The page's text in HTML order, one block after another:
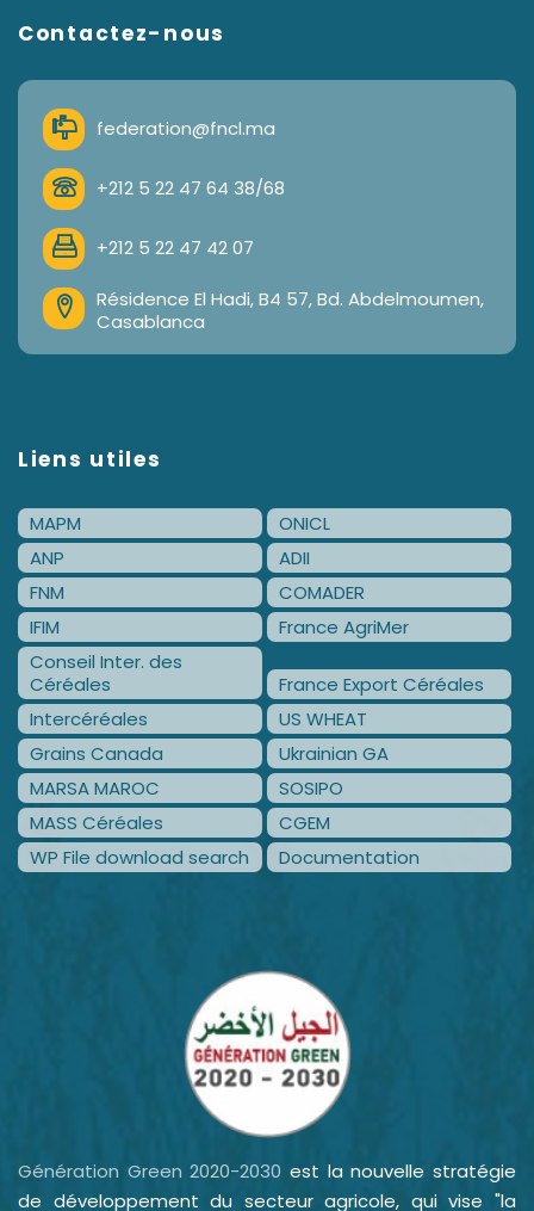
Contactez-nous
federation@fncl.ma
+212 5 22 47 64 38/68
+212 5 22 47 42 07
Résidence El Hadi, B4 57, Bd. Abdelmoumen,
Casablanca
Liens utiles
MAPM
ONICL
ANP
ADII
FNM
COMADER
IFIM
France AgriMer
Conseil Inter. des
Céréales
France Export Céréales
Intercéréales
US WHEAT
Grains Canada
Ukrainian GA
MARSA MAROC
SOSIPO
MASS Céréales
CGEM
WP File download search
Documentation
Génération Green 2020-2030 est la nouvelle stratégie
de développement du secteur agricole, qui vise "la